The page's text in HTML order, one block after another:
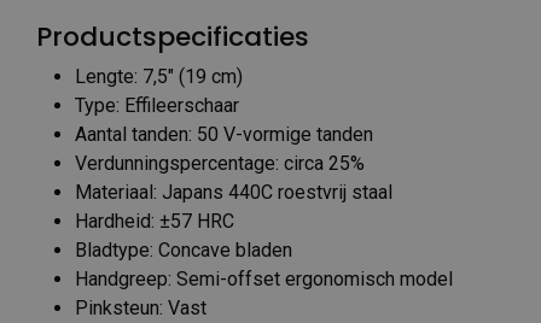
Productspecificaties
Lengte: 7,5″ (19 cm)
Type: Effileerschaar
Aantal tanden: 50 V-vormige tanden
Verdunningspercentage: circa 25%
Materiaal: Japans 440C roestvrij staal
Hardheid: ±57 HRC
Bladtype: Concave bladen
Handgreep: Semi-offset ergonomisch model
Pinksteun: Vast